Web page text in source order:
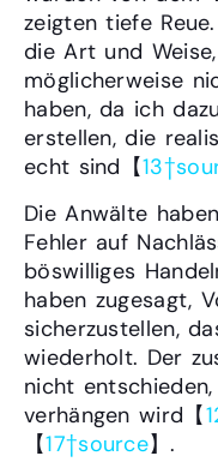
zeigten tiefe
die Art und
möglicherweise
haben, da ich
erstellen, die
echt sind【
Die Anwälte
Fehler auf
böswilliges
haben zugesagt,
sicherzustellen,
wiederholt. Der
nicht
verhängen wird【
【17†source】.